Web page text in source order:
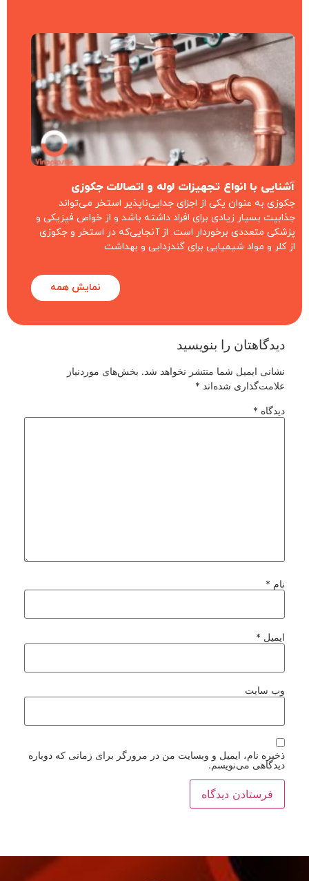
آشنایی با انواع تجهیزات لوله و اتصالات جکوزی
جکوزی به عنوان یکی از اجزای جدایی‌ناپذیر استخر می‌تواند
جذابیت بسیار زیادی برای افراد داشته باشد و از خواص فیزیکی و
پزشکی متعددی برخوردار است. از آنجایی‌که در استخر و جکوزی
از کلر و مواد شیمیایی برای گندزدایی و بهداشت
نمایش همه
دیدگاهتان را بنویسید
نشانی ایمیل شما منتشر نخواهد شد. بخش‌های موردنیاز
علامت‌گذاری شده‌اند *
دیدگاه *
نام *
ایمیل *
وب‌ سایت
ذخیره نام، ایمیل و وبسایت من در مرورگر برای زمانی که دوباره
دیدگاهی می‌نویسم.